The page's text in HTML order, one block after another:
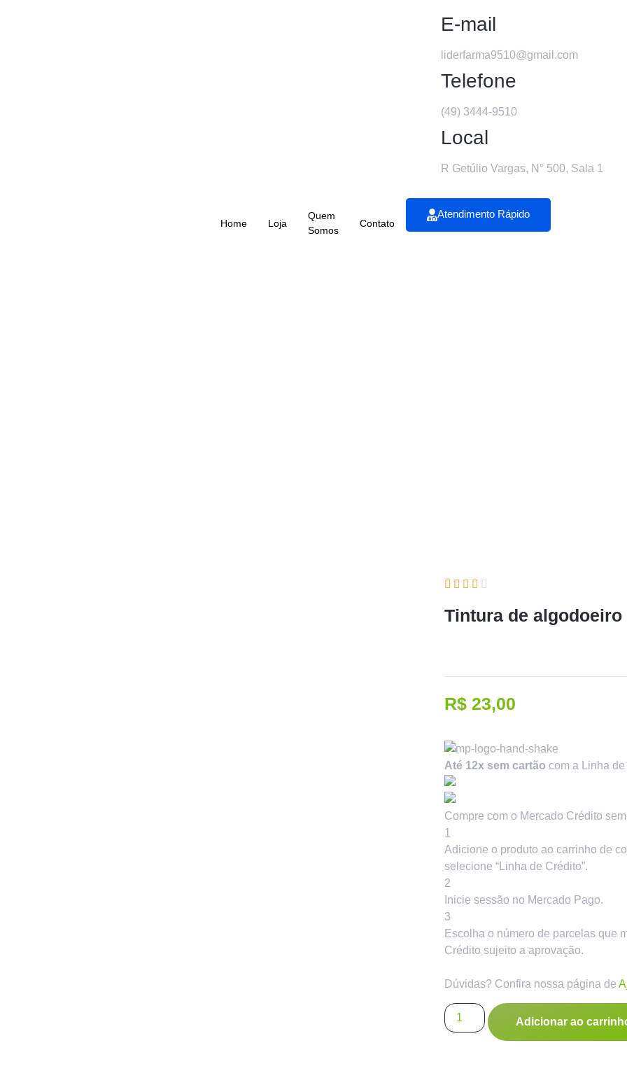
E-mail
liderfarma9510@gmail.com
Telefone
(49) 3444-9510
Local
R Getúlio Vargas, N° 500, Sala 1
Home Loja
Quem
Somos
Contato Conta
Atendimento Rápido
    
Tintura de algodoeiro
R$ 23,00
Até 12x sem cartão com a Linha
Compre com o Mercado Crédito
1
Adicione o produto ao carrinho de
selecione “Linha de Crédito”.
2
Inicie sessão no Mercado Pago.
3
Escolha o número de parcelas que
Crédito sujeito a aprovação.
Dúvidas? Confira nossa página de
Adicionar ao